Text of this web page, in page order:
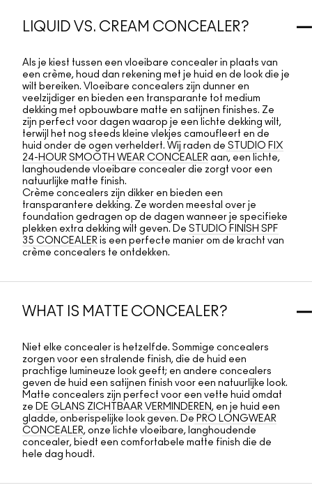
LIQUID VS. CREAM CONCEALER?
Als je kiest tussen een vloeibare concealer in plaats van
een crème, houd dan rekening met je huid en de look die je
wilt bereiken. Vloeibare concealers zijn dunner en
veelzijdiger en bieden een transparante tot medium
dekking met opbouwbare matte en satijnen finishes. Ze
zijn perfect voor dagen waarop je een lichte dekking wilt,
terwijl het nog steeds kleine vlekjes camoufleert en de
huid onder de ogen verheldert. Wij raden de STUDIO FIX
24-HOUR SMOOTH WEAR CONCEALER aan, een lichte,
langhoudende vloeibare concealer die zorgt voor een
natuurlijke matte finish.
Crème concealers zijn dikker en bieden een
transparantere dekking. Ze worden meestal over je
foundation gedragen op de dagen wanneer je specifieke
plekken extra dekking wilt geven. De STUDIO FINISH SPF
35 CONCEALER is een perfecte manier om de kracht van
crème concealers te ontdekken.
WHAT IS MATTE CONCEALER?
Niet elke concealer is hetzelfde. Sommige concealers
zorgen voor een stralende finish, die de huid een
prachtige lumineuze look geeft; en andere concealers
geven de huid een satijnen finish voor een natuurlijke look.
Matte concealers zijn perfect voor een vette huid omdat
ze DE GLANS ZICHTBAAR VERMINDEREN, en je huid een
gladde, onberispelijke look geven. De PRO LONGWEAR
CONCEALER, onze lichte vloeibare, langhoudende
concealer, biedt een comfortabele matte finish die de
hele dag houdt.